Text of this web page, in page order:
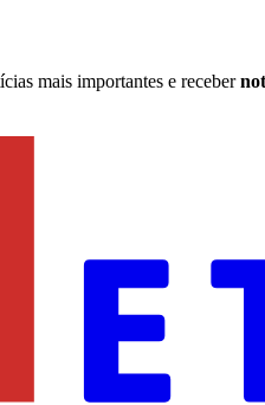
mais importantes e receber